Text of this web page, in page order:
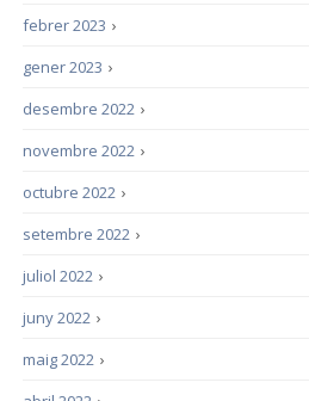
›
febrer 2023
›
gener 2023
›
desembre 2022
›
novembre 2022
›
octubre 2022
›
setembre 2022
›
juliol 2022
›
juny 2022
›
maig 2022